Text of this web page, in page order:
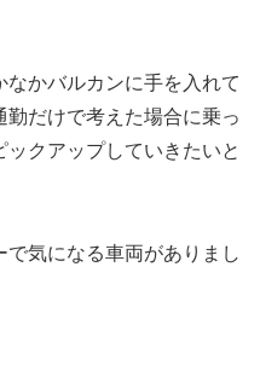
かバルカンに手を入れて
だけで考えた場合に乗っ
クアップしていきたいと
気になる車両がありまし